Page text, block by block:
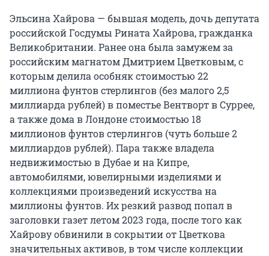
Эльсина Хайрова — бывшая модель, дочь депутата
российской Госдумы Рината Хайрова, гражданка
Великобритании. Ранее она была замужем за
российским магнатом Дмитрием Цветковым, с
которым делила особняк стоимостью 22
миллиона фунтов стерлингов (без малого 2,5
миллиарда рублей) в поместье Вентворт в Суррее,
а также дома в Лондоне стоимостью 18
миллионов фунтов стерлингов (чуть больше 2
миллиардов рублей). Пара также владела
недвижимостью в Дубае и на Кипре,
автомобилями, ювелирными изделиями и
коллекциями произведений искусства на
миллионы фунтов. Их резкий развод попал в
заголовки газет летом 2023 года, после того как
Хайрову обвинили в сокрытии от Цветкова
значительных активов, в том числе коллекции